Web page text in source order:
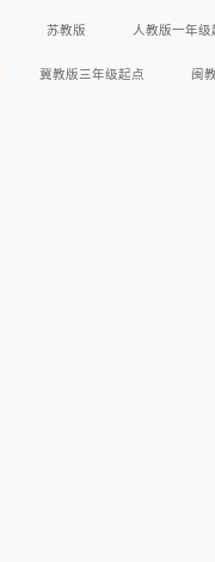
苏教版 人教版一年级
冀教版三年级起点 闽